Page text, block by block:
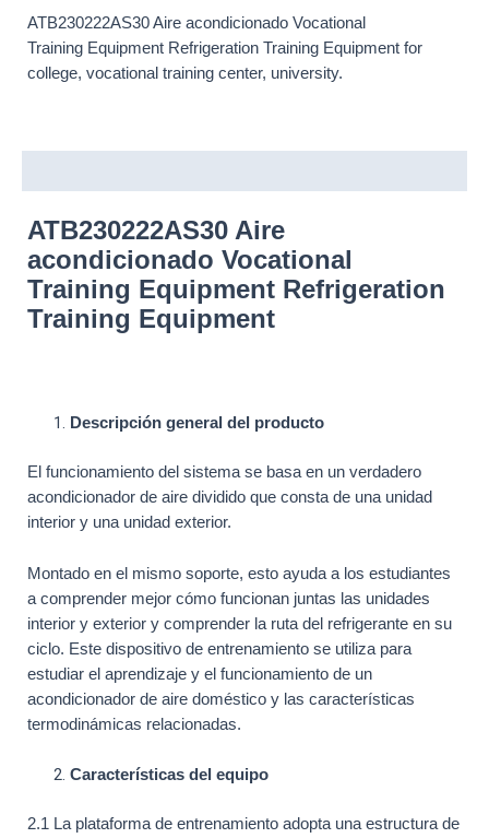
ATB230222AS30 Aire acondicionado Vocational
Training Equipment Refrigeration Training Equipment for
college, vocational training center, university.
ATB230222AS30 Aire
acondicionado Vocational
Training Equipment Refrigeration
Training Equipment
Descripción general del producto
El funcionamiento del sistema se basa en un verdadero
acondicionador de aire dividido que consta de una unidad
interior y una unidad exterior.
Montado en el mismo soporte, esto ayuda a los estudiantes
a comprender mejor cómo funcionan juntas las unidades
interior y exterior y comprender la ruta del refrigerante en su
ciclo. Este dispositivo de entrenamiento se utiliza para
estudiar el aprendizaje y el funcionamiento de un
acondicionador de aire doméstico y las características
termodinámicas relacionadas.
Características del equipo
2.1 La plataforma de entrenamiento adopta una estructura de